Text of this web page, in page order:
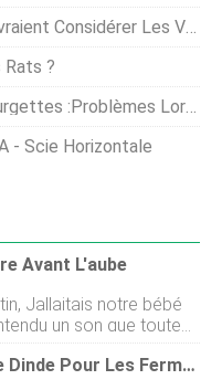
Les Vaches Frisonnes
?
De La Culture De Plants De Courgettes
- Scie Horizontale
Avant L'aube
Jallaitais notre bébé
un son que toute
avec lagriculture
:un
7 Races De Dinde Pour Les Fermes